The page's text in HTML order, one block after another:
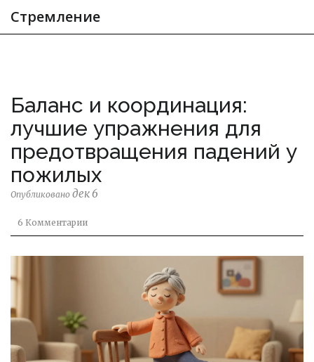
Стремление
Баланс и координация:
лучшие упражнения для
предотвращения падений у
пожилых
Опубликовано дек 6
6 Комментарии